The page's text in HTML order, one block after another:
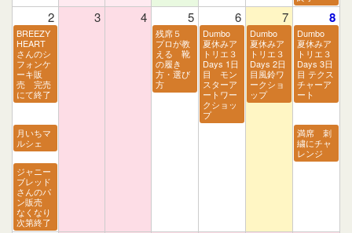
2 3 4 5 6 7 8
BREEZY
HEART
さんのシ
フォンケ
ーキ販
売 完売
にて終了
残席５
プロが教
える 靴
の履き
方・選び
方
Dumbo
夏休みア
トリエ３
Days 1日
目 モン
スターア
ートワー
クショッ
プ
Dumbo
夏休みア
トリエ３
Days 2日
目風鈴ワ
ークショ
ップ
Dumbo
夏休みア
トリエ３
Days 3日
目 テクス
チャーア
ート
月いちマ
ルシェ
満席 刺
繍にチャ
レンジ
ジャニー
ブレッド
さんのパ
ン販売
なくなり
次第終了